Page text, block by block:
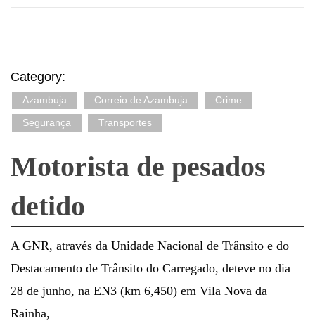
Category:
Azambuja Correio de Azambuja
Crime
Segurança
Transportes
Motorista de pesados
detido
A GNR, através da Unidade Nacional de Trânsito e do
Destacamento de Trânsito do Carregado, deteve no dia
28 de junho, na EN3 (km 6,450) em Vila Nova da
Rainha,